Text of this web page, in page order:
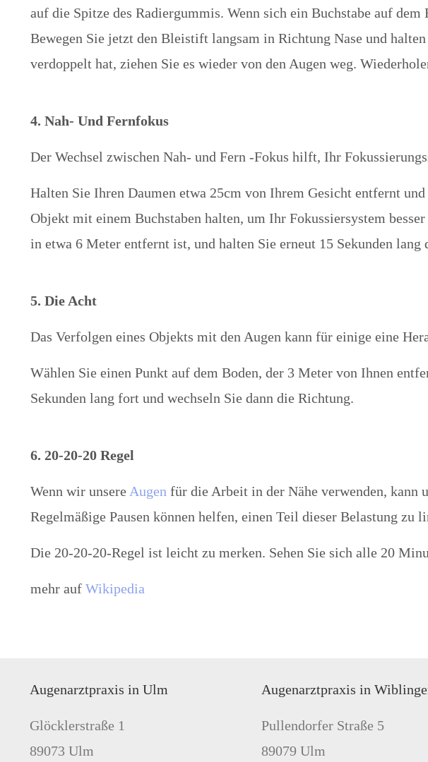
auf die Spitze des Radiergummis. Wenn sich ein Buchstabe auf
Bewegen Sie jetzt den Bleistift langsam in Richtung Nase und
verdoppelt hat, ziehen Sie es wieder von den Augen weg.
4. Nah- Und Fernfokus
Der Wechsel zwischen Nah- und Fern -Fokus hilft, Ihr
Halten Sie Ihren Daumen etwa 25cm von Ihrem Gesicht entfernt
Objekt mit einem Buchstaben halten, um Ihr Fokussiersystem
in etwa 6 Meter entfernt ist, und halten Sie erneut 15 Sekunden
5. Die Acht
Das Verfolgen eines Objekts mit den Augen kann für einige eine
Wählen Sie einen Punkt auf dem Boden, der 3 Meter von Ihnen
Sekunden lang fort und wechseln Sie dann die Richtung.
6. 20-20-20 Regel
Wenn wir unsere Augen für die Arbeit in der Nähe verwenden, kann
Regelmäßige Pausen können helfen, einen Teil dieser Belastung zu
Die 20-20-20-Regel ist leicht zu merken. Sehen Sie sich alle 20
mehr auf Wikipedia
Augenarztpraxis in Ulm
Glöcklerstraße 1
89073 Ulm
Augenarztpraxis in
Pullendorfer Straße 5
89079 Ulm